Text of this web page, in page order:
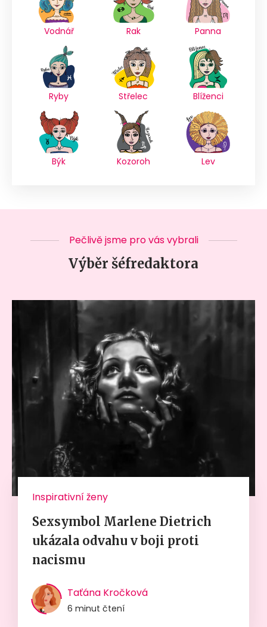
Vodnář Rak Panna
Ryby Střelec Blíženci
Býk Kozoroh Lev
Pečlivě jsme pro vás vybrali
Výběr šéfredaktora
Inspirativní ženy
Sexsymbol Marlene Dietrich
ukázala odvahu v boji proti
nacismu
Taťána Kročková
6 minut čtení